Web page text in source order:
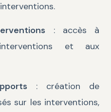
: accès à
et aux
: création de
sur les interventions,